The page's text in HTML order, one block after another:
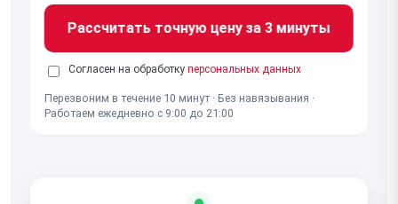
Рассчитать точную цену за 3 минуты
Согласен на обработку персональных данных
Перезвоним в течение 10 минут · Без навязывания ·
Работаем ежедневно с 9:00 до 21:00